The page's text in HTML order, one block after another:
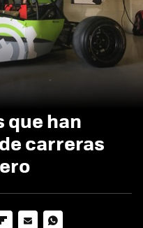
que han
carreras